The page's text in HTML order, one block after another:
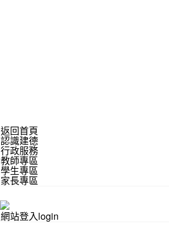
返回首頁
認識建德
行政服務
教師專區
學生專區
家長專區
網站登入login